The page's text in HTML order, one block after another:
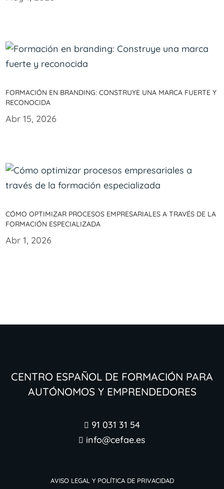
Formación en branding: Construye una marca fuerte y
reconocida
Abr 15, 2026
Cómo optimizar procesos empresariales a través de la
formación especializada
Abr 1, 2026
Centro Español de Formación para
Autónomos y Emprendedores
 91 031 31 54
 info@cefae.es
Aviso legal y Política de Privacidad